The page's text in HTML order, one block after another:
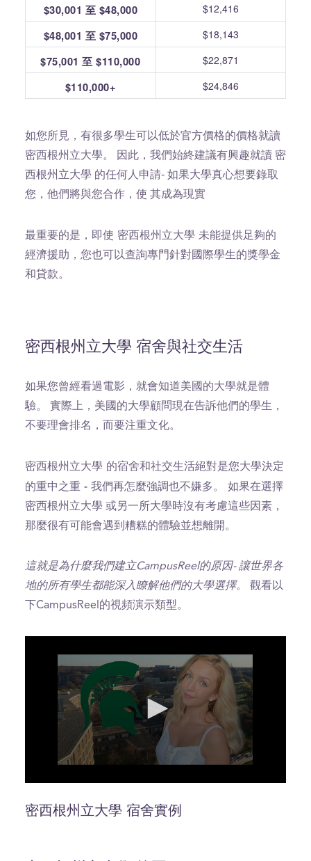
$30,001 至 $48,000 $12,416
$48,001 至 $75,000 $18,143
$75,001 至 $110,000 $22,871
$110,000+ $24,846
如您所見，有很多學生可以低於官方價格的價格就讀
密西根州立大學。 因此，我們始終建議有興趣就讀 密
西根州立大學 的任何人申請- 如果大學真心想要錄取
您，他們將與您合作，使 其成為現實
最重要的是，即使 密西根州立大學 未能提供足夠的
經濟援助，您也可以查詢專門針對國際學生的獎學金
和貸款。
密西根州立大學 宿舍與社交生活
如果您曾經看過電影，就會知道美國的大學就是體
驗。 實際上，美國的大學顧問現在告訴他們的學生，
不要理會排名，而要注重文化。
密西根州立大學 的宿舍和社交生活絕對是您大學決定
的重中之重 - 我們再怎麼強調也不嫌多。
如果在選擇
密西根州立大學 或另一所大學時沒有考慮這些因素，
那麼很有可能會遇到糟糕的體驗並想離開。
這就是為什麼我們建立CampusReel的原因- 讓世界各
地的所有學生都能深入瞭解他們的大學選擇。 觀看以
下CampusReel的視頻演示類型。
of
8
密西根州立大學 宿舍實例